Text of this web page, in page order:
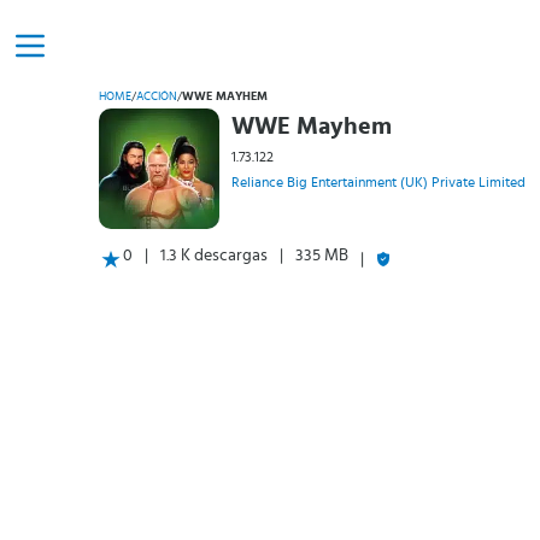
HOME/ACCIÓN/WWE MAYHEM
WWE Mayhem
1.73.122
Reliance Big Entertainment (UK) Private Limited
0 1.3 K descargas 335 MB